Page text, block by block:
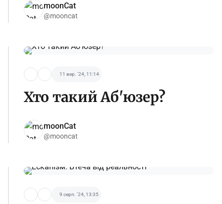
moonCat
@mooncat
11 вер. '24, 11:14
Хто такий Аб'юзер?
moonCat
@mooncat
9 серп. '24, 13:35